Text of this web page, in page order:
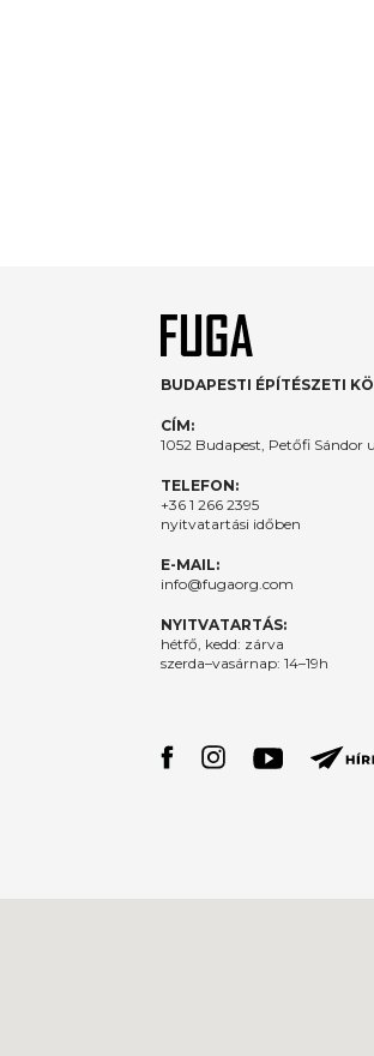
BUDAPESTI ÉPÍTÉSZETI
CÍM:
1052 Budapest, Petőfi Sándor
TELEFON:
+36 1 266 2395
nyitvatartási időben
E-MAIL:
info@fugaorg.com
NYITVATARTÁS:
hétfő, kedd: zárva
szerda–vasárnap: 14–19h